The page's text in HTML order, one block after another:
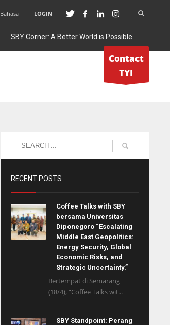
Bahasa LOGIN
SBY Corner: A Better World is Possible
Contact
TYI
RECENT POSTS
Coffee Talks with SBY
bersama Universitas
Diponegoro “Escalating
Middle East Geopolitics:
Energy Security, Global
Economic Risks, and
Strategic Uncertainty.”
Bertempat di Semarang
(18/4), “Coffee Talks wit...
SBY Standpoint: Perang